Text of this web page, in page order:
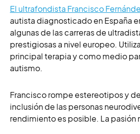
El ultrafondista Francisco
autista diagnosticado en España
algunas de las carreras de
prestigiosas a nivel europeo.
principal terapia y como medio
autismo.
Francisco rompe estereotipos y
inclusión de las personas
rendimiento es posible. La pasión